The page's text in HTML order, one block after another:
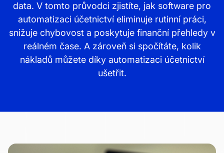
data. V tomto průvodci zjistíte, jak software pro
automatizaci účetnictví eliminuje rutinní práci,
snižuje chybovost a poskytuje finanční přehledy v
reálném čase. A zároveň si spočítáte, kolik
nákladů můžete díky automatizaci účetnictví
ušetřit.